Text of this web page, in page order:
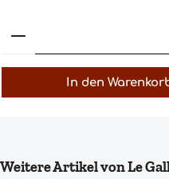
Produkt Anzahl: Gib
In den
Produktgalerie überspringen
Weitere Artikel von Le